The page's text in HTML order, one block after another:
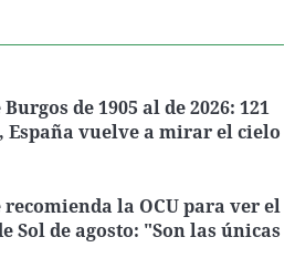
de 1905 al de 2026: 121
España vuelve a mirar el cielo
recomienda la OCU para ver el
Sol de agosto: "Son las únicas